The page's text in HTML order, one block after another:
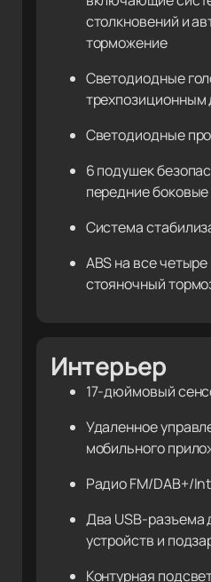
столкновений и
торможение
Светодиодные
Светодиодные
6 подушек
передние
Система
ABS на все
стояночный
Интерьер
17-дюймовый
Удаленное
мобильного
Радио FM/DAB+/
Два USB-
устройств и
Контурная